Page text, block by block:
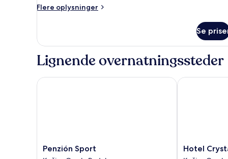
Flere oplysninger
Flere
med
enkeltsenge
Se
Lignende overnatningssteder
Penzión
Sport
Penzión Sport
Penzión Sport
Hotel
Crystal
Hotel
Hotel Crystal